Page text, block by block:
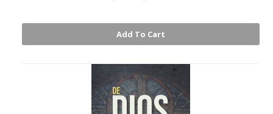
Add To Cart